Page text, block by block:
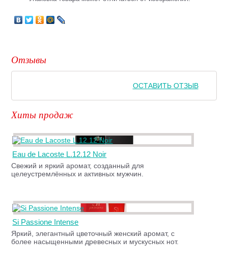
Отзывы
ОСТАВИТЬ ОТЗЫВ
Хиты продаж
Eau de Lacoste L.12.12 Noir
Свежий и яркий аромат, созданный для
целеустремлённых и активных мужчин.
Si Passione Intense
Яркий, элегантный цветочный женский аромат, с
более насыщенными древесных и мускусных нот.